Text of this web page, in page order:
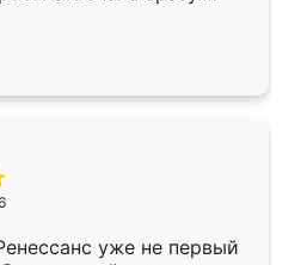
субботу, подошёл к
Собрали
аккуратно, даже
уже не первый